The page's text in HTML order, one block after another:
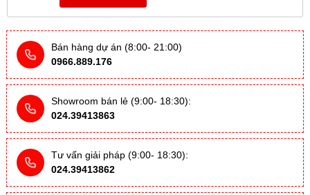
Bán hàng dự án (8:00- 21:00)
0966.889.176
Showroom bán lẻ (9:00- 18:30):
024.39413863
Tư vấn giải pháp (9:00- 18:30):
024.39413862